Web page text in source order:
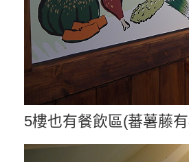
5樓也有餐飲區(蕃薯藤